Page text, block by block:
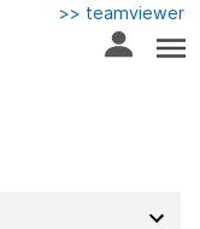
>> teamviewer